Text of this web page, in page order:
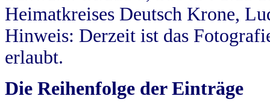
Heimatkreises Deutsch Krone,
Hinweis: Derzeit ist das
erlaubt.
Die Reihenfolge der Einträge